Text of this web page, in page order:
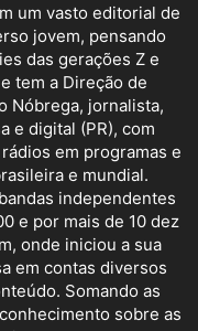
um vasto editorial de
jovem, pensando
das gerações Z e
tem a Direção de
Nóbrega, jornalista,
e digital (PR), com
em programas e
e mundial.
independentes
e por mais de 10 dez
onde iniciou a sua
em contas diversos
Somando as
sobre as